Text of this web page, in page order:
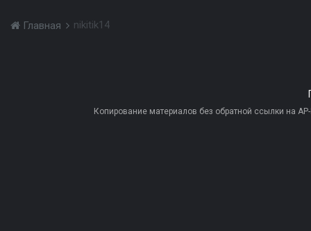
Главная nikitik14
Копирование материалов без обратной ссылки на